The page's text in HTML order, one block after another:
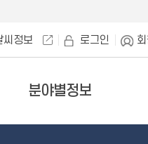
씨정보 로그인
분야별정보